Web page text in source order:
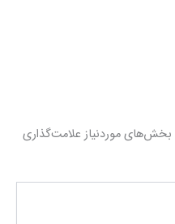
بخش‌های موردنیاز علامت‌گذاری